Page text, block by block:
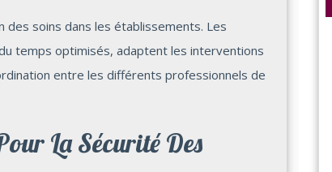
des soins dans les établissements. Les
temps optimisés, adaptent les interventions
entre les différents professionnels de
La Sécurité Des